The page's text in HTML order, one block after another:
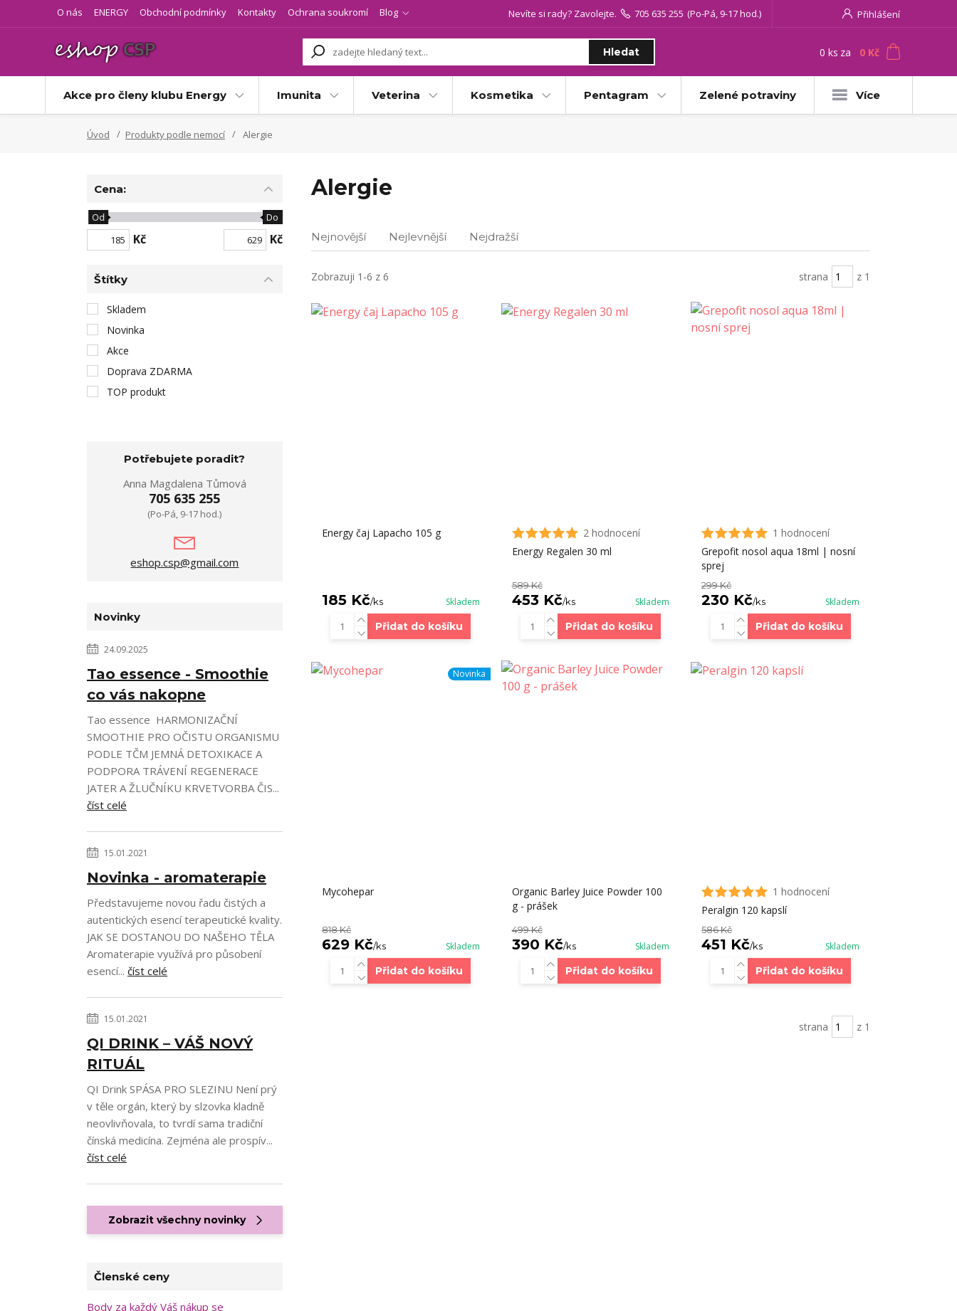
O nás ENERGY Obchodní podmínky Kontakty Ochrana soukromí Blog Přihlášení
Hledat
Nevíte si rady? Zavolejte. 705 635 255 (Po-Pá, 9-17 hod.)
0 ks za 0 Kč
Akce pro členy klubu Energy Imunita Veterina Kosmetika Pentagram Zelené potraviny Více
Úvod Produkty podle nemocí Alergie
Alergie
Nejnovější Nejlevnější Nejdražší
Zobrazuji 1-6 z 6 strana z 1
Energy čaj Lapacho 105 g
185 Kč/ks Skladem
Přidat do košíku
2 hodnocení
Energy Regalen 30 ml
589 Kč
453 Kč/ks Skladem
Přidat do košíku
1 hodnocení
Grepofit nosol aqua 18ml | nosní
sprej
299 Kč
230 Kč/ks Skladem
Přidat do košíku
Novinka
Mycohepar
818 Kč
629 Kč/ks Skladem
Přidat do košíku
Organic Barley Juice Powder 100
g - prášek
499 Kč
390 Kč/ks Skladem
Přidat do košíku
1 hodnocení
Peralgin 120 kapslí
586 Kč
451 Kč/ks Skladem
Přidat do košíku
strana z 1
Cena:
Kč
Od Do
Kč
Štítky
Skladem
Novinka
Akce
Doprava ZDARMA
TOP produkt
Potřebujete poradit?
Anna Magdalena Tůmová
705 635 255
(Po-Pá, 9-17 hod.)
eshop.csp@gmail.com
Novinky
24.09.2025
Tao essence - Smoothie
co vás nakopne
Tao essence HARMONIZAČNÍ
SMOOTHIE PRO OČISTU ORGANISMU
PODLE TČM JEMNÁ DETOXIKACE A
PODPORA TRÁVENÍ REGENERACE
JATER A ŽLUČNÍKU KRVETVORBA ČIS...
číst celé
15.01.2021
Novinka - aromaterapie
Představujeme novou řadu čistých a
autentických esencí terapeutické kvality.
JAK SE DOSTANOU DO NAŠEHO TĚLA
Aromaterapie využívá pro působení
esencí... číst celé
15.01.2021
QI DRINK – VÁŠ NOVÝ
RITUÁL
QI Drink SPÁSA PRO SLEZINU Není prý
v těle orgán, který by slzovka kladně
neovlivňovala, to tvrdí sama tradiční
čínská medicína. Zejména ale prospív...
číst celé
Zobrazit všechny novinky
Členské ceny
Body za každý Váš nákup se